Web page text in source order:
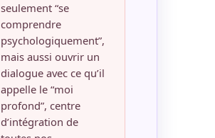
seulement “se
comprendre
psychologiquement”,
mais aussi ouvrir un
dialogue avec ce qu’il
appelle le “moi
profond”, centre
d’intégration de